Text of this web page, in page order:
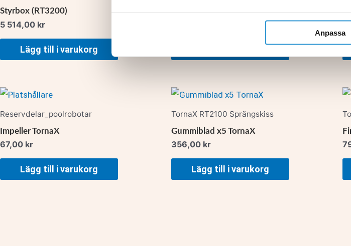
Anpassa
Styrbox (RT3200)
5 514,00 kr
Lägg till i varukorg
Reservdelar_poolrobotar
Impeller TornaX
67,00 kr
Lägg till i varukorg
TornaX RT2100 Sprängskiss
Gummiblad x5 TornaX
356,00 kr
Lägg till i varukorg